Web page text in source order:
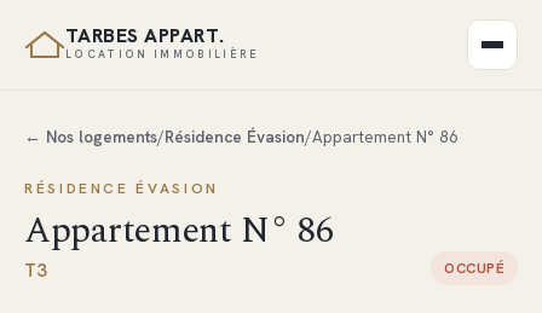
TARBES APPART.
LOCATION IMMOBILIÈRE
← Nos logements/Résidence Évasion/Appartement N° 86
RÉSIDENCE ÉVASION
Appartement N° 86
T3 OCCUPÉ